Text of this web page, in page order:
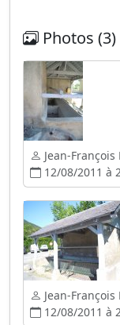
Photos (3)
Jean-François
12/08/2011 à
Jean-François
12/08/2011 à